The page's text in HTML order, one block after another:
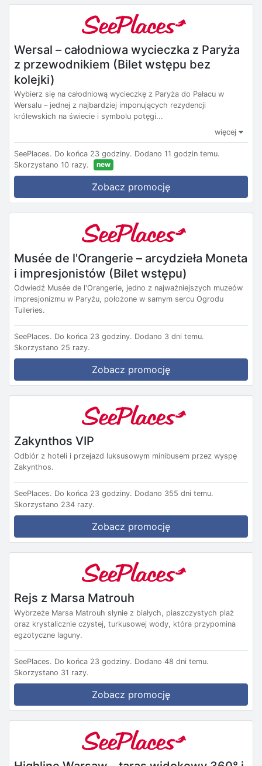
Wersal – całodniowa wycieczka z Paryża
z przewodnikiem (Bilet wstępu bez
kolejki)
Wybierz się na całodniową wycieczkę z Paryża do Pałacu w
Wersalu – jednej z najbardziej imponujących rezydencji
królewskich na świecie i symbolu potęgi...
więcej
SeePlaces. Do końca 23 godziny. Dodano 11 godzin temu.
Skorzystano 10 razy.
new
Zobacz promocję
Musée de l'Orangerie – arcydzieła Moneta
i impresjonistów (Bilet wstępu)
Odwiedź Musée de l'Orangerie, jedno z najważniejszych muzeów
impresjonizmu w Paryżu, położone w samym sercu Ogrodu
Tuileries.
SeePlaces. Do końca 23 godziny. Dodano 3 dni temu.
Skorzystano 25 razy.
Zobacz promocję
Zakynthos VIP
Odbiór z hoteli i przejazd luksusowym minibusem przez wyspę
Zakynthos.
SeePlaces. Do końca 23 godziny. Dodano 355 dni temu.
Skorzystano 234 razy.
Zobacz promocję
Rejs z Marsa Matrouh
Wybrzeże Marsa Matrouh słynie z białych, piaszczystych plaż
oraz krystalicznie czystej, turkusowej wody, która przypomina
egzotyczne laguny.
SeePlaces. Do końca 23 godziny. Dodano 48 dni temu.
Skorzystano 31 razy.
Zobacz promocję